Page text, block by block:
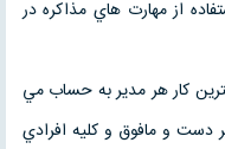
از مهارت هاي مذاكره در
كار هر مدير به حساب مي
دست و مافوق و كليه افرادي